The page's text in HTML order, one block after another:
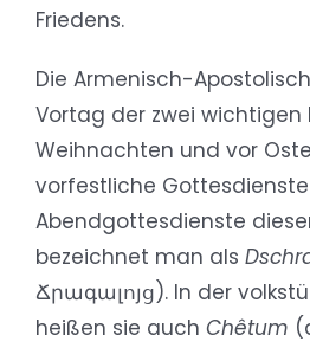
Friedens.
Die Armenisch-
Vortag der zwei wichtigen
Weihnachten und vor
vorfestliche
Abendgottesdienste
bezeichnet man als
Ճրագալոյց). In der
heißen sie auch Chêtum